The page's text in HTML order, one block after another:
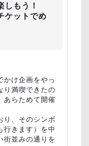
もう！
ケットでめ
かけ企画をやっ
り満喫できたの
あらためて開催
り、そのシンボ
行きます）を中
街並みの通りを